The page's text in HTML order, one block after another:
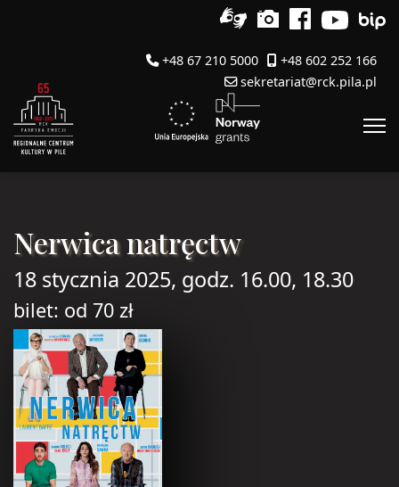
+48 67 210 5000
+48 602 252 166
sekretariat@rck.pila.pl
Nerwica natręctw
18 stycznia 2025, godz. 16.00, 18.30
bilet: od 70 zł